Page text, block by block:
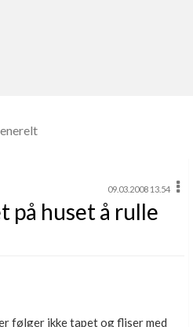
09.03.2008 13.54
på huset å rulle
følger ikke tapet og fliser med